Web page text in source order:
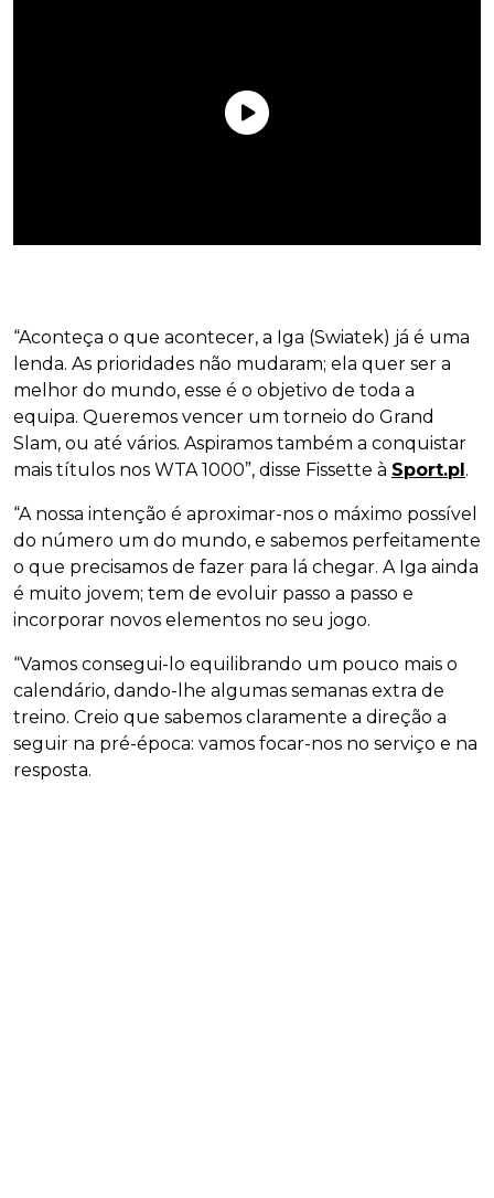
“Aconteça o que acontecer, a Iga (Swiatek) já é uma
lenda. As prioridades não mudaram; ela quer ser a
melhor do mundo, esse é o objetivo de toda a
equipa. Queremos vencer um torneio do Grand
Slam, ou até vários. Aspiramos também a conquistar
mais títulos nos WTA 1000”, disse Fissette à Sport.pl.
“A nossa intenção é aproximar-nos o máximo possível
do número um do mundo, e sabemos perfeitamente
o que precisamos de fazer para lá chegar. A Iga ainda
é muito jovem; tem de evoluir passo a passo e
incorporar novos elementos no seu jogo.
“Vamos consegui-lo equilibrando um pouco mais o
calendário, dando-lhe algumas semanas extra de
treino. Creio que sabemos claramente a direção a
seguir na pré-época: vamos focar-nos no serviço e na
resposta.